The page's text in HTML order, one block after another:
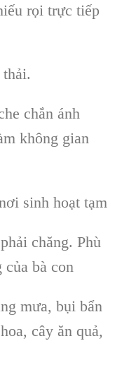
rọi trực tiếp
chắn ánh
không gian
sinh hoạt tạm
chăng. Phù
bà con
mưa, bụi bẩn
cây ăn quả,